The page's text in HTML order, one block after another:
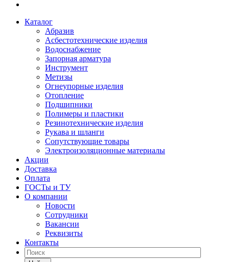
Каталог
Абразив
Асбестотехнические изделия
Водоснабжение
Запорная арматура
Инструмент
Метизы
Огнеупорные изделия
Отопление
Подшипники
Полимеры и пластики
Резинотехнические изделия
Рукава и шланги
Сопутствующие товары
Электроизоляционные материалы
Акции
Доставка
Оплата
ГОСТы и ТУ
О компании
Новости
Сотрудники
Вакансии
Реквизиты
Контакты